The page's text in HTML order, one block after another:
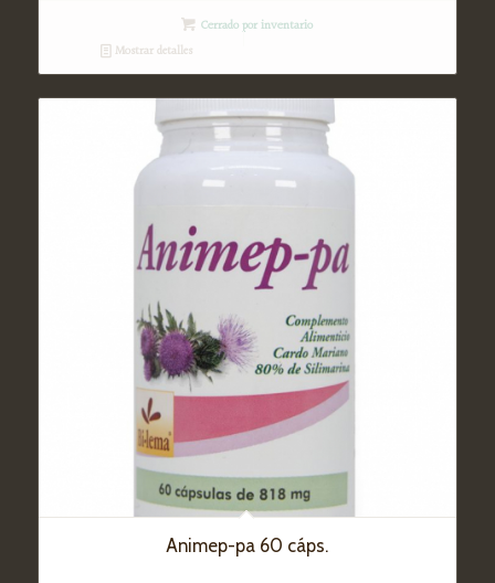
Cerrado por inventario
Mostrar detalles
Animep-pa 60 cáps.